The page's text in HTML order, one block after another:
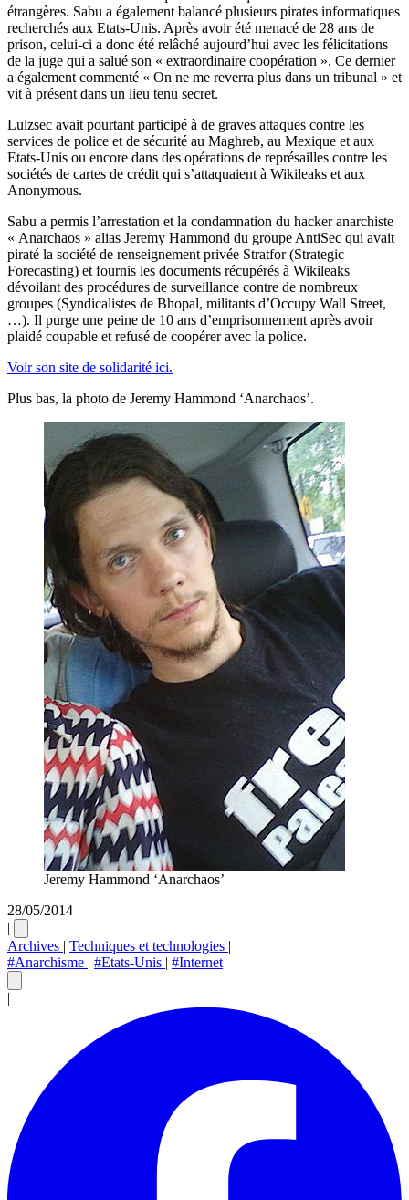
étrangères. Sabu a également balancé plusieurs pirates informatiques
recherchés aux Etats-Unis. Après avoir été menacé de 28 ans de
prison, celui-ci a donc été relâché aujourd’hui avec les félicitations
de la juge qui a salué son « extraordinaire coopération ». Ce dernier
a également commenté « On ne me reverra plus dans un tribunal » et
vit à présent dans un lieu tenu secret.
Lulzsec avait pourtant participé à de graves attaques contre les
services de police et de sécurité au Maghreb, au Mexique et aux
Etats-Unis ou encore dans des opérations de représailles contre les
sociétés de cartes de crédit qui s’attaquaient à Wikileaks et aux
Anonymous.
Sabu a permis l’arrestation et la condamnation du hacker anarchiste
« Anarchaos » alias Jeremy Hammond du groupe AntiSec qui avait
piraté la société de renseignement privée Stratfor (Strategic
Forecasting) et fournis les documents récupérés à Wikileaks
dévoilant des procédures de surveillance contre de nombreux
groupes (Syndicalistes de Bhopal, militants d’Occupy Wall Street,
…). Il purge une peine de 10 ans d’emprisonnement après avoir
plaidé coupable et refusé de coopérer avec la police.
Voir son site de solidarité ici.
Plus bas, la photo de Jeremy Hammond ‘Anarchaos’.
Jeremy Hammond ‘Anarchaos’
28/05/2014
|
Archives | Techniques et technologies |
#Anarchisme | #Etats-Unis | #Internet
|